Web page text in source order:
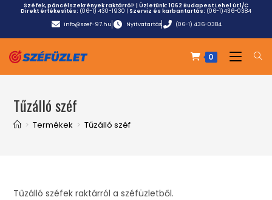
Széfek, páncélszekrények raktárról! | Üzletünk:1062 Budapest Lehel út 1/C
Direkt értékesítés: (06-1) 430-1930 | Szerviz és karbantartás: (06-1)436-0384
info@szef-97.hu
Nyitvatartás (06-1) 436-0384
0
Tűzálló széf
> Termékek > Tűzálló széf
Tűzálló széfek raktárról a széfüzletből.